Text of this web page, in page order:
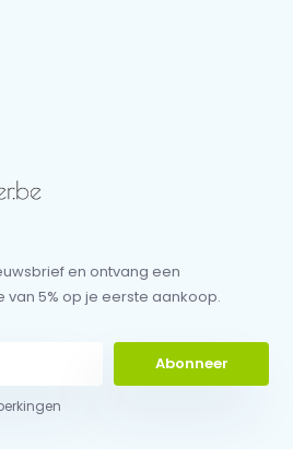
en ontvang een
5% op je eerste aankoop.
Abonneer